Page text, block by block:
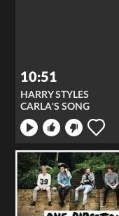
10:51
HARRY STYLES
CARLA'S SONG